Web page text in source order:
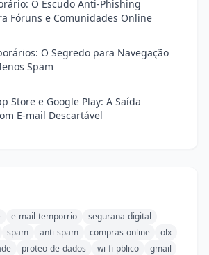
O Escudo Anti-Phishing
Fóruns e Comunidades Online
O Segredo para Navegação
Spam
Store e Google Play: A Saída
E-mail Descartável
e-mail-temporrio
segurana-digital
spam anti-spam compras-online
olx
proteo-de-dados wi-fi-pblico
gmail